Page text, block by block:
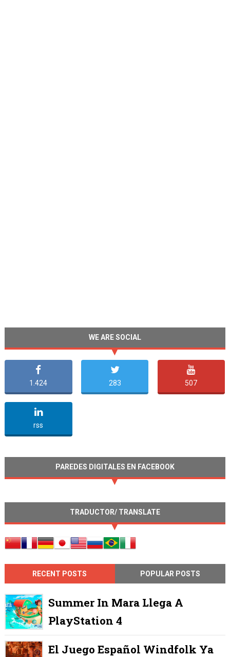
WE ARE SOCIAL
1.424 283 507
rss
PAREDES DIGITALES EN FACEBOOK
TRADUCTOR/ TRANSLATE
RECENT POSTS POPULAR POSTS
Summer In Mara Llega A
PlayStation 4
El Juego Español Windfolk Ya